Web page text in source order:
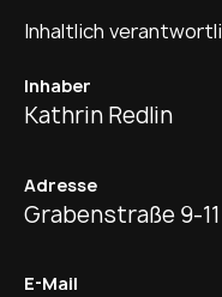
Inhaltlich
Inhaber
Kathrin Redlin
Adresse
Grabenstraße 9-
E-Mail